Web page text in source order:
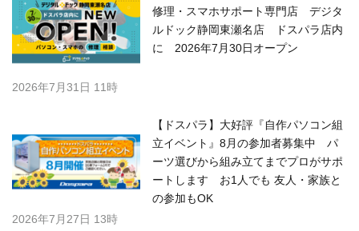
修理・スマホサポート専門店 デジタ
ルドック静岡東瀬名店 ドスパラ店内
に 2026年7月30日オープン
2026年7月31日 11時
【ドスパラ】大好評『自作パソコン組
立イベント』8月の参加者募集中 パ
ーツ選びから組み立てまでプロがサポ
ートします お1人でも 友人・家族と
の参加もOK
2026年7月27日 13時